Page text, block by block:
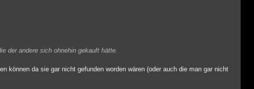
der andere sich ohnehin gekauft hätte.
können da sie gar nicht gefunden worden wären (oder auch die man gar nicht